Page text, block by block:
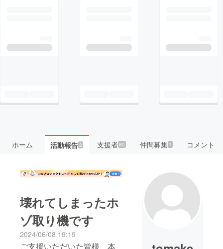
ホーム 活動報告2 支援者80 仲間募集 1 コメント
壊れてしまったホ
ゾ取り機です
2024/06/08 19:19
ご支援いただいた皆様、本